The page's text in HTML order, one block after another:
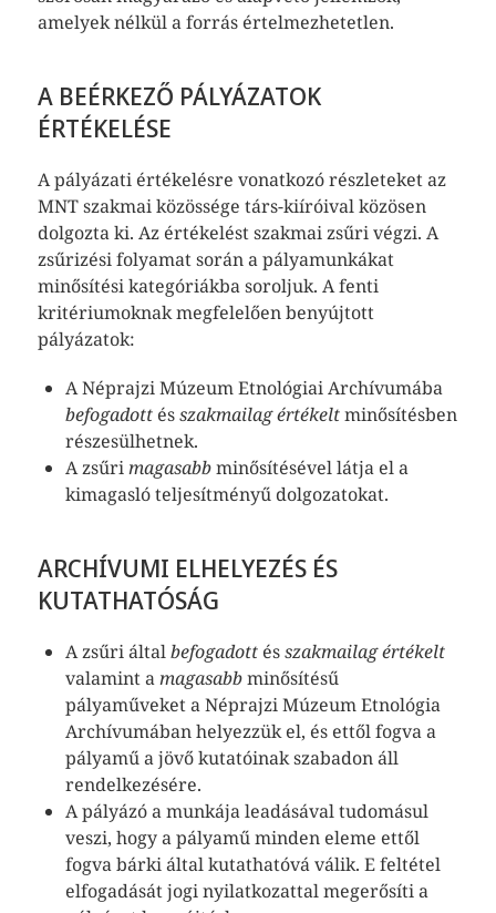
amelyek nélkül a forrás értelmezhetetlen.
A BEÉRKEZŐ PÁLYÁZATOK
ÉRTÉKELÉSE
A pályázati értékelésre vonatkozó részleteket az
MNT szakmai közössége társ-kiíróival közösen
dolgozta ki. Az értékelést szakmai zsűri végzi. A
zsűrizési folyamat során a pályamunkákat
minősítési kategóriákba soroljuk. A fenti
kritériumoknak megfelelően benyújtott
pályázatok:
A Néprajzi Múzeum Etnológiai Archívumába
befogadott ésszakmailag értékeltminősítésben
részesülhetnek.
A zsűrimagasabbminősítésével látja el a
kimagasló teljesítményű dolgozatokat.
ARCHÍVUMI ELHELYEZÉS ÉS
KUTATHATÓSÁG
A zsűri általbefogadott ésszakmailag értékelt
valamint amagasabbminősítésű
pályaműveket a Néprajzi Múzeum Etnológia
Archívumában helyezzük el, és ettől fogva a
pályamű a jövő kutatóinak szabadon áll
rendelkezésére.
A pályázó a munkája leadásával tudomásul
veszi, hogy a pályamű minden eleme ettől
fogva bárki által kutathatóvá válik. E feltétel
elfogadását jogi nyilatkozattal megerősíti a